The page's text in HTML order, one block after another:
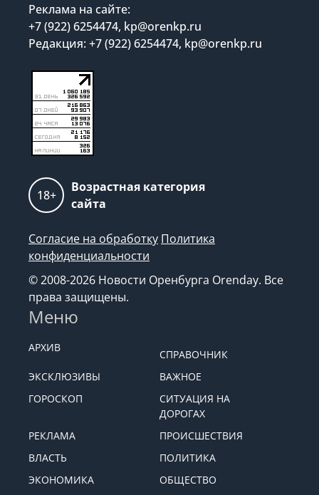
Реклама на сайте:
+7 (922) 6254474, kp@orenkp.ru
Редакция: +7 (922) 6254474, kp@orenkp.ru
18+
Возрастная категория
сайта
Согласие на обработку Политика
конфиденциальности
© 2008-2026 Новости Оренбурга Orenday. Все
права защищены.
Меню
АРХИВ
СПРАВОЧНИК
ЭКСКЛЮЗИВЫ
ВАЖНОЕ
ГОРОСКОП
СИТУАЦИЯ НА
ДОРОГАХ
РЕКЛАМА
ПРОИСШЕСТВИЯ
ВЛАСТЬ
ПОЛИТИКА
ЭКОНОМИКА
ОБЩЕСТВО